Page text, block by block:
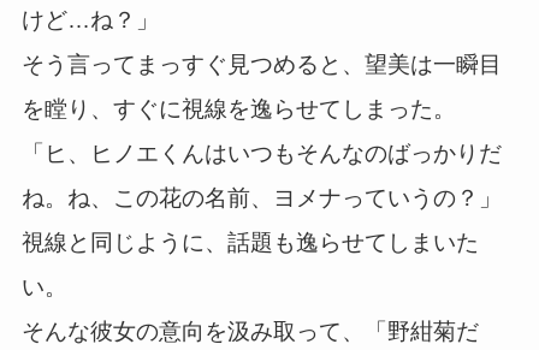
けど…ね？」
そう言ってまっすぐ見つめると、望美は一瞬目
を瞠り、すぐに視線を逸らせてしまった。
「ヒ、ヒノエくんはいつもそんなのばっかりだ
ね。ね、この花の名前、ヨメナっていうの？」
視線と同じように、話題も逸らせてしまいた
い。
そんな彼女の意向を汲み取って、「野紺菊だ